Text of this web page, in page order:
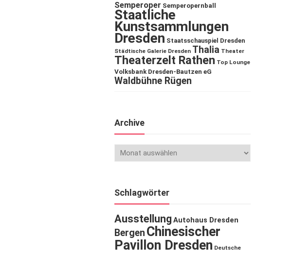
Semperoper Semperopernball
Staatliche
Kunstsammlungen
Dresden Staatsschauspiel Dresden
Städtische Galerie Dresden Thalia Theater
Theaterzelt Rathen Top Lounge
Volksbank Dresden-Bautzen eG
Waldbühne Rügen
Archive
Schlagwörter
Ausstellung Autohaus Dresden
Bergen Chinesischer
Pavillon Dresden Deutsche